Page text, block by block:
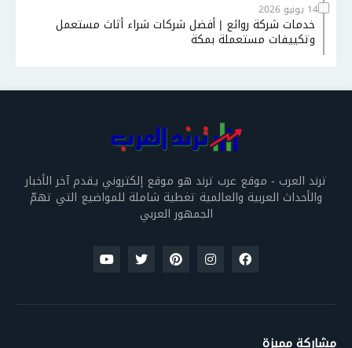
14 يونيو 2026
خدمات شركة روائع | أفضل شركات شراء أثاث مستعمل
وتكييفات مستعملة بمكة
ترند العرب - موقع عرب ترند هو موقع إلكتروني يقدم آخر الأخبار
والأحداث العربية والعالمية تغطية شاملة للمواضيع التي تهمّ
الجمهور العربي
مشاركة مميزة